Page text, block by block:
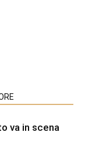
va in scena